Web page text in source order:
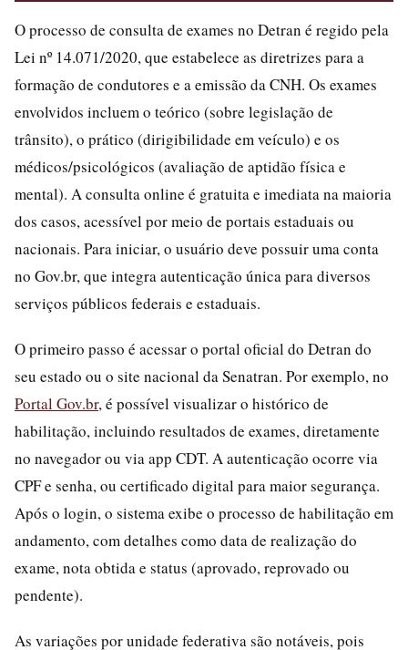
O processo de consulta de exames no Detran é regido pela
Lei nº 14.071/2020, que estabelece as diretrizes para a
formação de condutores e a emissão da CNH. Os exames
envolvidos incluem o teórico (sobre legislação de
trânsito), o prático (dirigibilidade em veículo) e os
médicos/psicológicos (avaliação de aptidão física e
mental). A consulta online é gratuita e imediata na maioria
dos casos, acessível por meio de portais estaduais ou
nacionais. Para iniciar, o usuário deve possuir uma conta
no Gov.br, que integra autenticação única para diversos
serviços públicos federais e estaduais.
O primeiro passo é acessar o portal oficial do Detran do
seu estado ou o site nacional da Senatran. Por exemplo, no
Portal Gov.br, é possível visualizar o histórico de
habilitação, incluindo resultados de exames, diretamente
no navegador ou via app CDT. A autenticação ocorre via
CPF e senha, ou certificado digital para maior segurança.
Após o login, o sistema exibe o processo de habilitação em
andamento, com detalhes como data de realização do
exame, nota obtida e status (aprovado, reprovado ou
pendente).
As variações por unidade federativa são notáveis, pois